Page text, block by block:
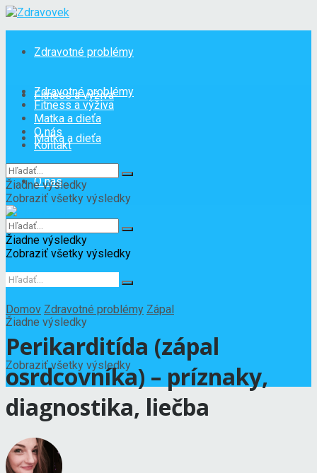
Zdravotné problémy
Fitness a výživa
Matka a dieťa
O nás
Kontakt
Žiadne výsledky
Zobraziť všetky výsledky
Zdravotné problémy
Fitness a výživa
Matka a dieťa
O nás
Kontakt
Žiadne výsledky
Zobraziť všetky výsledky
Žiadne výsledky
Zobraziť všetky výsledky
Domov Zdravotné problémy Zápal
Perikarditída (zápal
osrdcovníka) – príznaky,
diagnostika, liečba